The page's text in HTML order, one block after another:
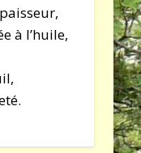
à l’huile,